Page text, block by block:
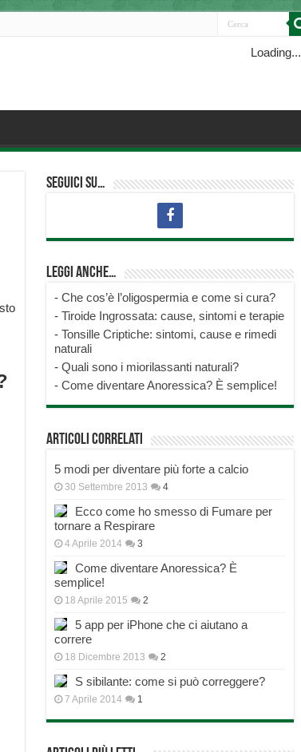
Loading...
Seguici su…
Leggi anche…
- Che cos’è l’oligospermia e come si cura?
- Tiroide Ingrossata: cause, sintomi e terapie
- Tonsille Criptiche: sintomi, cause e rimedi
naturali
- Quali sono i miorilassanti naturali?
- Come diventare Anoressica? È semplice!
Articoli correlati
5 modi per diventare più forte a calcio
30 Settembre 2013 4
Ecco come ho smesso di Fumare per
tornare a Respirare
4 Aprile 2014 3
Come diventare Anoressica? È
semplice!
18 Aprile 2015 2
5 app per iPhone che ci aiutano a
correre
18 Dicembre 2013 2
S sibilante: come si può correggere?
7 Aprile 2014 1